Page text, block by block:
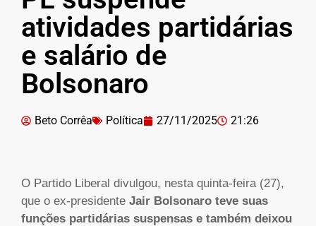
atividades partidárias
e salário de
Bolsonaro
Beto Corrêa Política 27/11/2025 21:26
O Partido Liberal divulgou, nesta quinta-feira (27),
que o ex-presidente Jair Bolsonaro teve suas
funções partidárias suspensas e também deixou